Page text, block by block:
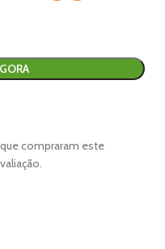
compraram este